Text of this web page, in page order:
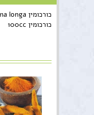
כורכומין 100cc